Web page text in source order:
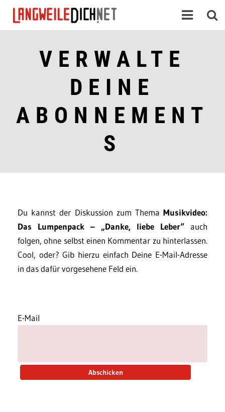
VERWALTE
DEINE
ABONNEMENT
S
Du kannst der Diskussion zum Thema Musikvideo:
Das Lumpenpack – „Danke, liebe Leber“ auch
folgen, ohne selbst einen Kommentar zu hinterlassen.
Cool, oder? Gib hierzu einfach Deine E-Mail-Adresse
in das dafür vorgesehene Feld ein.
E-Mail